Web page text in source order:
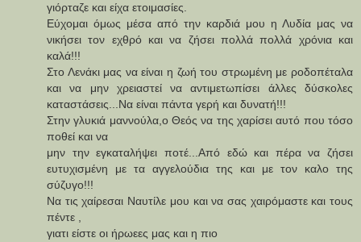
γιόρταζε και είχα ετοιμασίες.
Εύχομαι όμως μέσα από την καρδιά μου η Λυδία μας να
νικήσει τον εχθρό και να ζήσει πολλά πολλά χρόνια και
καλά!!!
Στο Λενάκι μας να είναι η ζωή του στρωμένη με ροδοπέταλα
και να μην χρειαστεί να αντιμετωπίσει άλλες δύσκολες
καταστάσεις...Να είναι πάντα γερή και δυνατή!!!
Στην γλυκιά μαννούλα,ο Θεός να της χαρίσει αυτό που τόσο
ποθεί και να
μην την εγκαταλήψει ποτέ...Από εδώ και πέρα να ζήσει
ευτυχισμένη με τα αγγελούδια της και με τον καλο της
σύζυγο!!!
Να τις χαίρεσαι Ναυτίλε μου και να σας χαιρόμαστε και τους
πέντε ,
γιατι είστε οι ήρωεες μας και η πιο